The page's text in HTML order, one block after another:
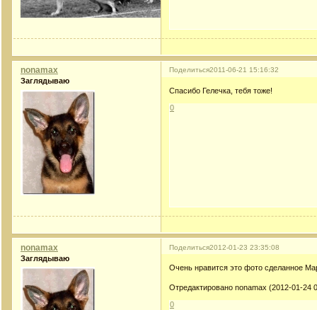
Поделиться2011-06-21 15:16:32
nonamax
Заглядываю
Спасибо Гелечка, тебя тоже!
0
Поделиться2012-01-23 23:35:08
nonamax
Заглядываю
Очень нравится это фото сделанное
Отредактировано nonamax (2012-01-24
0